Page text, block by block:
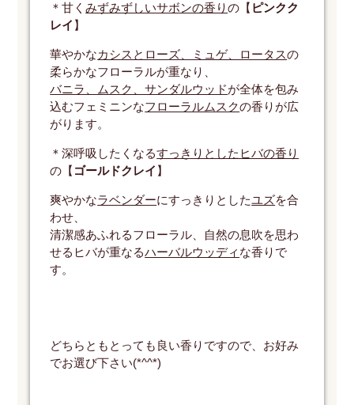
＊甘くみずみずしいサボンの香りの【 ピンクク
レイ 】
華やかなカシスとローズ、ミュゲ、ロータスの
柔らかなフローラルが重なり、
バニラ、ムスク、サンダルウッドが全体を包み
込むフェミニンなフローラルムスクの香りが広
がります。
＊深呼吸したくなるすっきりとしたヒバの香り
の【 ゴールドクレイ 】
爽やかなラベンダーにすっきりとしたユズを合
わせ、
清潔感あふれるフローラル、自然の息吹を思わ
せるヒバが重なるハーバルウッディ な香りで
す。
どちらともとっても良い香りですので、お好み
でお選び下さい(*^^*)